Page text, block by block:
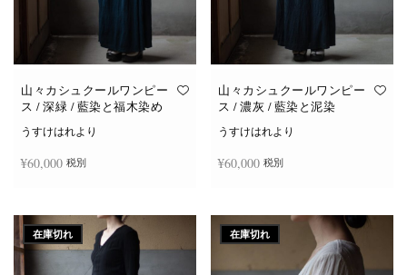
山々カシュクールワンピー
ス / 深緑 / 藍染と福木染め
うすけはれより
¥60,000 税別
山々カシュクールワンピー
ス / 濃灰 / 藍染と泥染
うすけはれより
¥60,000 税別
在庫切れ 在庫切れ